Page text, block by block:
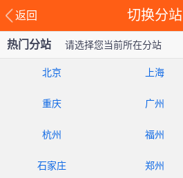
返回 切换分站
热门分站 请选择您当前所在分站
北京 上海
重庆 广州
杭州 福州
石家庄 郑州